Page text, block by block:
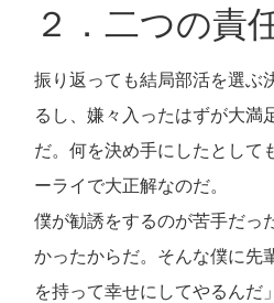
２．二つの責
振り返っても結局部活を選ぶ
るし、嫌々入ったはずが大満
だ。何を決め手にしたとして
ーライで大正解なのだ。
僕が勧誘をするのが苦手だっ
かったからだ。そんな僕に先
を持って幸せにしてやるんだ